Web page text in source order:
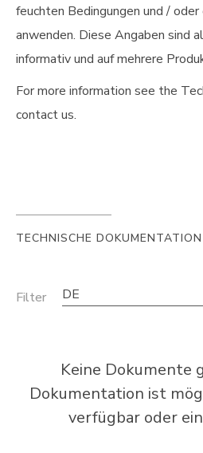
feuchten Bedingungen und /
anwenden. Diese Angaben sind
informativ und auf mehrere
For more information see the
contact us.
TECHNISCHE DOKUMENTATION
Filter DE
Keine Dokumente
Dokumentation ist
verfügbar oder